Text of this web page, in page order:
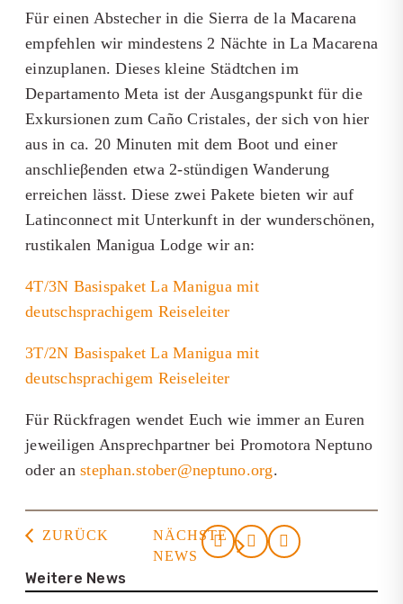
Für einen Abstecher in die Sierra de la Macarena
empfehlen wir mindestens 2 Nächte in La Macarena
einzuplanen. Dieses kleine Städtchen im
Departamento Meta ist der Ausgangspunkt für die
Exkursionen zum Caño Cristales, der sich von hier
aus in ca. 20 Minuten mit dem Boot und einer
anschlieβenden etwa 2-stündigen Wanderung
erreichen lässt. Diese zwei Pakete bieten wir auf
Latinconnect mit Unterkunft in der wunderschönen,
rustikalen Manigua Lodge wir an:
4T/3N Basispaket La Manigua mit
deutschsprachigem Reiseleiter
3T/2N Basispaket La Manigua mit
deutschsprachigem Reiseleiter
Für Rückfragen wendet Euch wie immer an Euren
jeweiligen Ansprechpartner bei Promotora Neptuno
oder an stephan.stober@neptuno.org.
ZURÜCK
NÄCHSTE
NEWS
Weitere News